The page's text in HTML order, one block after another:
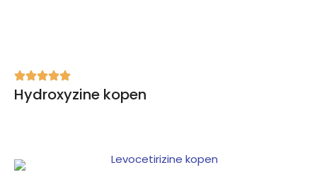
Hydroxyzine kopen